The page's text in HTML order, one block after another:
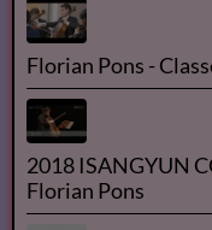
Florian Pons -
2018 ISANGYUN
Florian Pons